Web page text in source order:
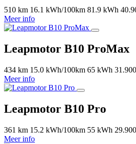
510 km 16.1 kWh/100km 81.9 kWh
Meer info
Leapmotor B10 ProMax
434 km 15.0 kWh/100km 65 kWh 31.900
Meer info
Leapmotor B10 Pro
361 km 15.2 kWh/100km 55 kWh 29.900
Meer info